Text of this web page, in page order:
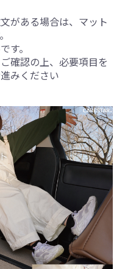
がある場合は、マット
す。
確認の上、必要項目を
みください